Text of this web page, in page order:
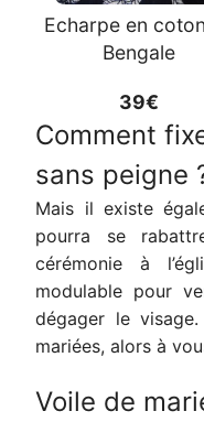
Echarpe en
Bengale
39€
Comment
sans peigne
Mais il existe
pourra se
cérémonie à
modulable pour
dégager le
mariées, alors à
Voile de